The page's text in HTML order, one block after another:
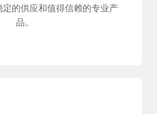
的供应和值得信赖的专业产
品。